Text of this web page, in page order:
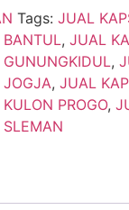
Tags: JUAL
BANTUL, JUAL
,
JOGJA, JUAL
PROGO,